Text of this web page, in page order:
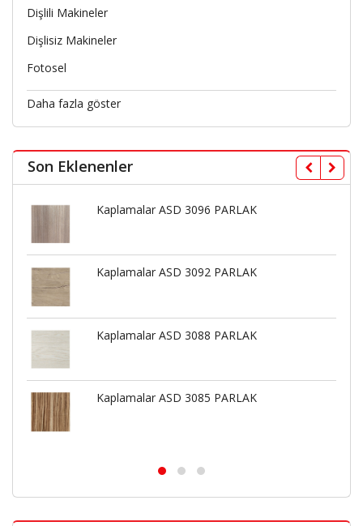
Dişlili Makineler
Dişlisiz Makineler
Fotosel
Daha fazla göster
Son Eklenenler
Kaplamalar ASD 3096 PARLAK
Kaplamalar ASD 3092 PARLAK
Kaplamalar ASD 3088 PARLAK
Kaplamalar ASD 3085 PARLAK